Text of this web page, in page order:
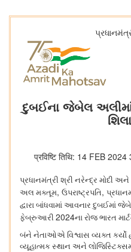
દુબઈના જેબેલ અલીમાં
प्रविष्टि तिथि: 14 FEB
પ્રધાનમંત્રી શ્રી નરેન્દ્ર મોદી
અલ મક્તૂમ, ઉપરાષ્ટ્રપતિ,
દ્વારા બાંધવામાં આવનાર દુબઈમાં
ફેબ્રુઆરી 2024ના રોજ ભારત
બંને નેતાઓએ વિશ્વાસ વ્યક્ત કર્યો
વ્યૂહાત્મક સ્થાન અને